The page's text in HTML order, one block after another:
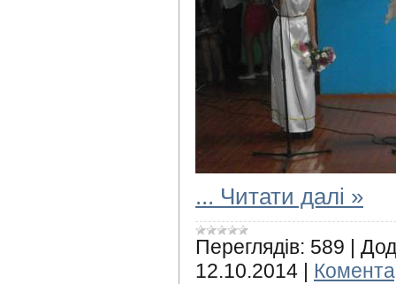
... Читати далі »
Переглядів: 589
12.10.2014